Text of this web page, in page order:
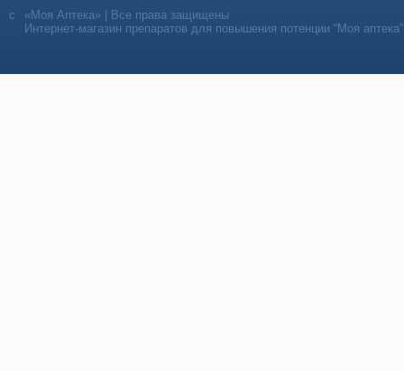
«Моя Аптека» | Все права защищены
Интернет-магазин препаратов для повышения потенции “Моя